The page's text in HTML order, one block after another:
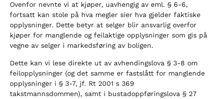
Ovenfor nevnte vi at kjøper, uavhengig av eml. § 6-6,
fortsatt kan stole på hva megler sier hva gjelder faktiske
opplysninger. Dette betyr at selger blir ansvarlig overfor
kjøper for manglende og feilaktige opplysninger som gis på
vegne av selger i markedsføring av boligen.
Dette kan vi lese direkte ut av avhendingslova § 3-8 om
feilopplysninger (og det samme er fastslått for manglende
opplysninger i § 3-7, jf. Rt 2001 s 369
takstmannsdommen), samt i bustadoppføringslova § 27